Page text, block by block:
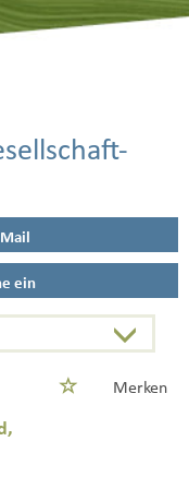
Mail
ein
Merken